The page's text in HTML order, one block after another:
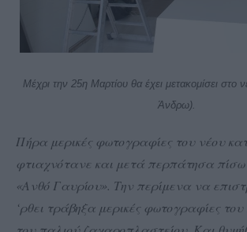
Μέχρι την 25η Μαρτίου θα έχει μετακομίσει στο
Άνδρω).
Πήρα μερικές φωτογραφίες του νέου
φτιαχνότανε και μετά περπάτησα πίσω
«Ανθό Γαυρίου». Την περίμενα να
‘ρθει τράβηξα μερικές φωτογραφίες του